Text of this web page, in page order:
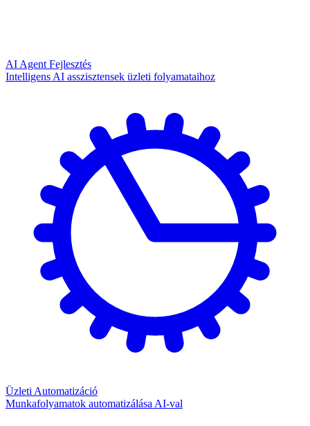
AI Agent Fejlesztés
Intelligens AI asszisztensek üzleti folyamataihoz
Üzleti Automatizáció
Munkafolyamatok automatizálása AI-val